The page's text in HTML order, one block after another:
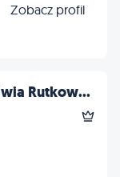
Zobacz profil
Rutkow...